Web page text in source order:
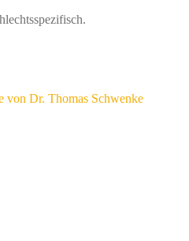
von Dr. Thomas Schwenke